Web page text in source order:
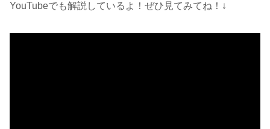
YouTubeでも解説しているよ！ぜひ見てみてね！↓